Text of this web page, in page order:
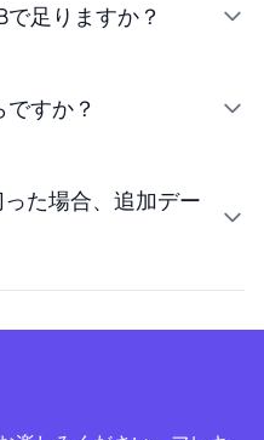
足りますか？
すか？
た場合、追加デー